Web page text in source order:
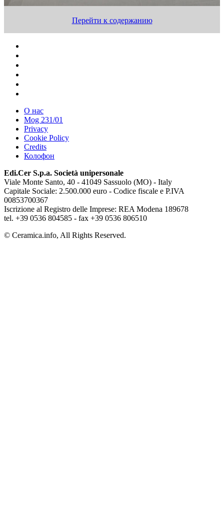
Перейти к содержанию
О нас
Mog 231/01
Privacy
Cookie Policy
Credits
Колофон
Edi.Cer S.p.a. Società unipersonale
Viale Monte Santo, 40 - 41049 Sassuolo (MO) - Italy
Capitale Sociale: 2.500.000 euro - Codice fiscale e P.IVA
00853700367
Iscrizione al Registro delle Imprese: REA Modena 189678
tel. +39 0536 804585 - fax +39 0536 806510
© Ceramica.info, All Rights Reserved.